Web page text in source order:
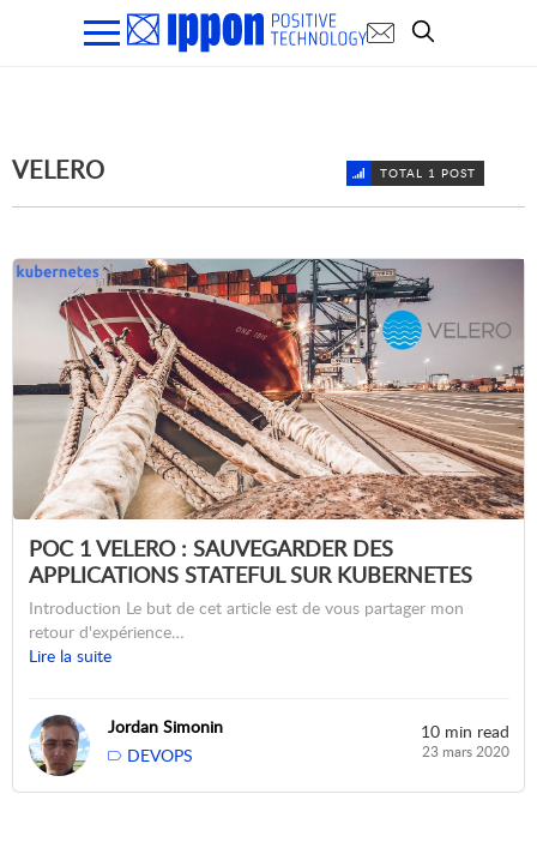
VELERO TOTAL 1 POST
POC 1 VELERO : SAUVEGARDER DES
APPLICATIONS STATEFUL SUR KUBERNETES
Introduction Le but de cet article est de vous partager mon
retour d'expérience…
Lire la suite
Jordan Simonin
DEVOPS
10 min read
23 mars 2020